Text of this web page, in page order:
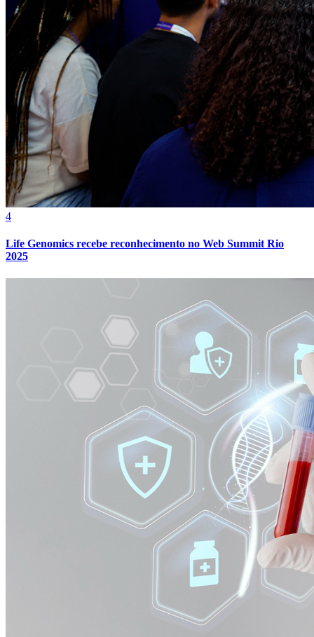
Internacional
4
Life Genomics recebe reconhecimento no Web Summit Rio
2025